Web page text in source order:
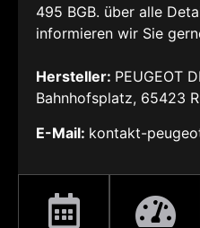
495 BGB. über alle
informieren wir Sie
Hersteller: PEUGEOT
Bahnhofsplatz, 65423
E-Mail: kontakt-